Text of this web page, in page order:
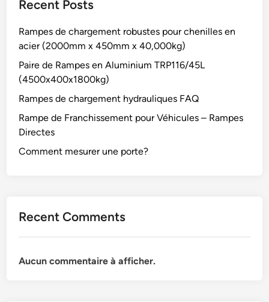
Recent Posts
Rampes de chargement robustes pour chenilles en
acier (2000mm x 450mm x 40,000kg)
Paire de Rampes en Aluminium TRP116/45L
(4500x400x1800kg)
Rampes de chargement hydrauliques FAQ
Rampe de Franchissement pour Véhicules – Rampes
Directes
Comment mesurer une porte?
Recent Comments
Aucun commentaire à afficher.